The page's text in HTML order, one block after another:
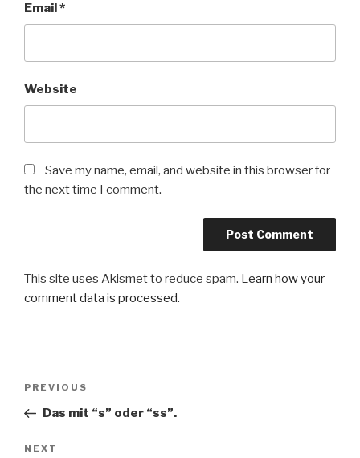
Email*
Website
Save my name, email, and website in this browser for
the next time I comment.
This site uses Akismet to reduce spam. Learn how your
comment data is processed.
Previous
Post
PREVIOUS
Das mit “s” oder “ss”.
Next
NEXT